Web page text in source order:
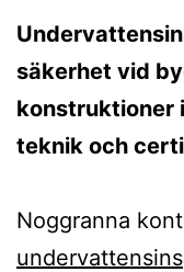
säkerhet vid
konstruktioner
teknik och
Noggranna